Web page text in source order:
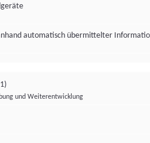
automatisch übermittelter
und Weiterentwicklung